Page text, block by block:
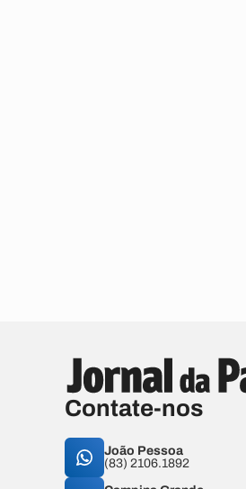
Contate-nos
João Pessoa
(83) 2106.1892